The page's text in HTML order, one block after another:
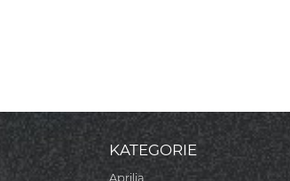
KATEGORIE
Aprilia